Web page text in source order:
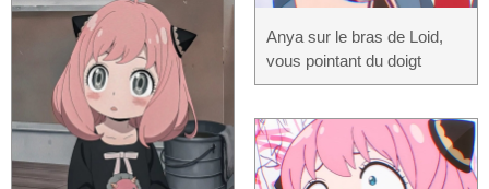
Anya sur le bras de Loid,
vous pointant du doigt